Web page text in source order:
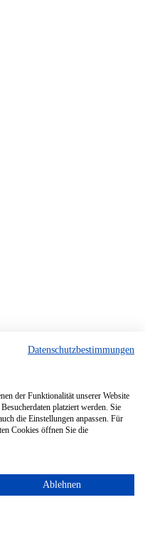
Datenschutzbestimmungen
der Funktionalität unserer Website
platziert werden. Sie
die Einstellungen anpassen. Für
Cookies öffnen Sie die
Ablehnen